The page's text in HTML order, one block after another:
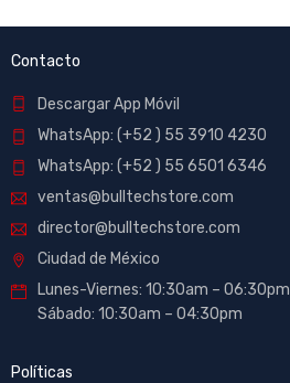
Contacto
Descargar App Móvil
WhatsApp: (+52 ) 55 3910 4230
WhatsApp: (+52 ) 55 6501 6346
ventas@bulltechstore.com
director@bulltechstore.com
Ciudad de México
Lunes-Viernes: 10:30am – 06:30pm
Sábado: 10:30am – 04:30pm
Políticas